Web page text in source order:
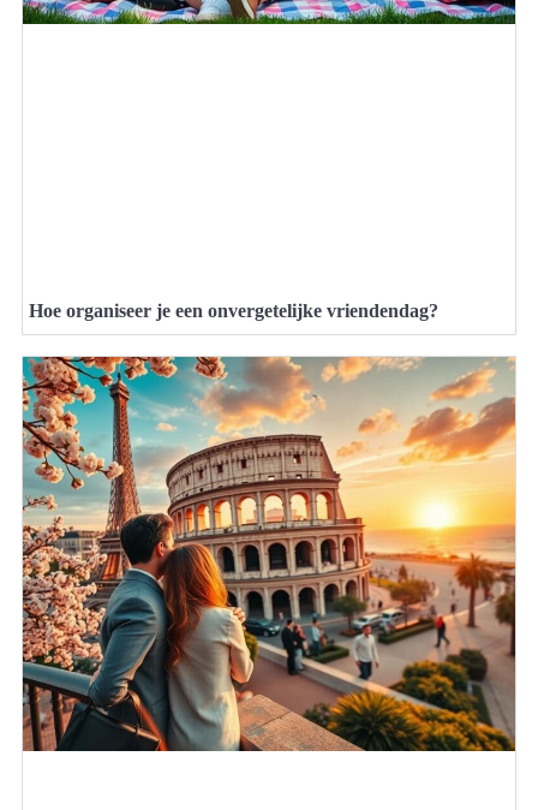
Hoe organiseer je een onvergetelijke vriendendag?